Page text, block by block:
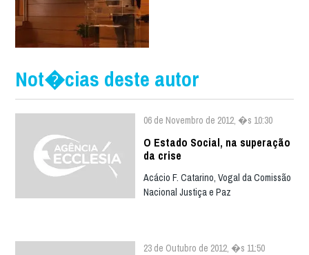
Not�cias deste autor
06 de Novembro de 2012, �s 10:30
O Estado Social, na superação
da crise
Acácio F. Catarino, Vogal da Comissão
Nacional Justiça e Paz
23 de Outubro de 2012, �s 11:50